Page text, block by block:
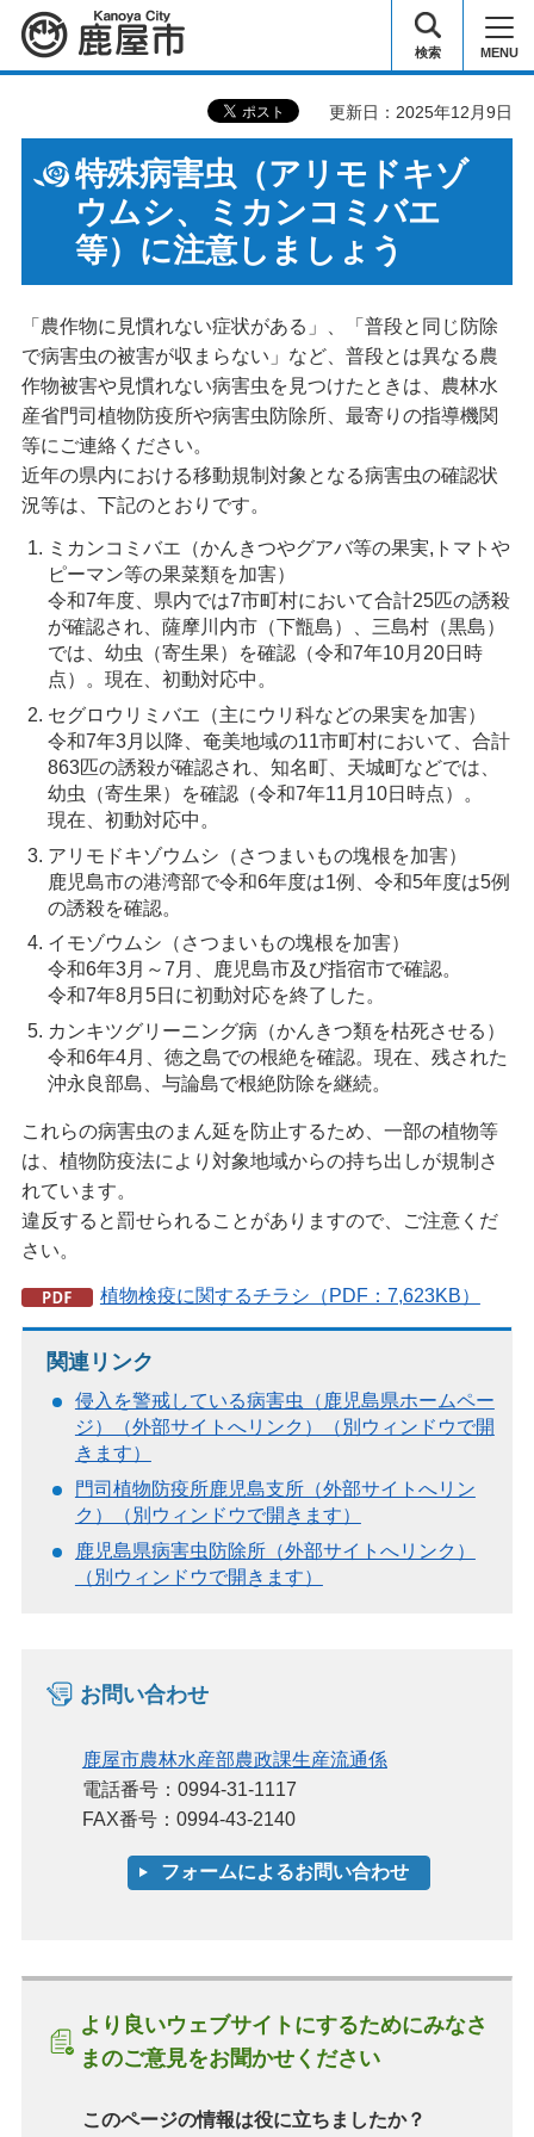
鹿屋市 検索 MENU
更新日：2025年12月9日
特殊病害虫（アリモドキゾ
ウムシ、ミカンコミバエ
等）に注意しましょう
「農作物に見慣れない症状がある」、「普段と同じ防除
で病害虫の被害が収まらない」など、普段とは異なる農
作物被害や見慣れない病害虫を見つけたときは、農林水
産省門司植物防疫所や病害虫防除所、最寄りの指導機関
等にご連絡ください。
近年の県内における移動規制対象となる病害虫の確認状
況等は、下記のとおりです。
ミカンコミバエ（かんきつやグアバ等の果実,トマトや
ピーマン等の果菜類を加害）
令和7年度、県内では7市町村において合計25匹の誘殺
が確認され、薩摩川内市（下甑島）、三島村（黒島）
では、幼虫（寄生果）を確認（令和7年10月20日時
点）。現在、初動対応中。
セグロウリミバエ（主にウリ科などの果実を加害）
令和7年3月以降、奄美地域の11市町村において、合計
863匹の誘殺が確認され、知名町、天城町などでは、
幼虫（寄生果）を確認（令和7年11月10日時点）。
現在、初動対応中。
アリモドキゾウムシ（さつまいもの塊根を加害）
鹿児島市の港湾部で令和6年度は1例、令和5年度は5例
の誘殺を確認。
イモゾウムシ（さつまいもの塊根を加害）
令和6年3月～7月、鹿児島市及び指宿市で確認。
令和7年8月5日に初動対応を終了した。
カンキツグリーニング病（かんきつ類を枯死させる）
令和6年4月、徳之島での根絶を確認。現在、残された
沖永良部島、与論島で根絶防除を継続。
これらの病害虫のまん延を防止するため、一部の植物等
は、植物防疫法により対象地域からの持ち出しが規制さ
れています。
違反すると罰せられることがありますので、ご注意くだ
さい。
植物検疫に関するチラシ（PDF：7,623KB）
関連リンク
侵入を警戒している病害虫（鹿児島県ホームペー
ジ）（外部サイトへリンク）（別ウィンドウで開
きます）
門司植物防疫所鹿児島支所（外部サイトへリン
ク）（別ウィンドウで開きます）
鹿児島県病害虫防除所（外部サイトへリンク）
（別ウィンドウで開きます）
お問い合わせ
鹿屋市農林水産部農政課生産流通係
電話番号：0994-31-1117
FAX番号：0994-43-2140
より良いウェブサイトにするためにみなさ
まのご意見をお聞かせください
このページの情報は役に立ちましたか？